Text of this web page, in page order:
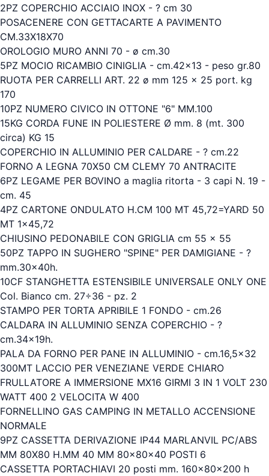
2PZ COPERCHIO ACCIAIO INOX - ? cm 30
POSACENERE CON GETTACARTE A PAVIMENTO
CM.33X18X70
OROLOGIO MURO ANNI 70 - ø cm.30
5PZ MOCIO RICAMBIO CINIGLIA - cm.42x13 - peso gr.80
RUOTA PER CARRELLI ART. 22 ø mm 125 x 25 port. kg
170
10PZ NUMERO CIVICO IN OTTONE "6" MM.100
15KG CORDA FUNE IN POLIESTERE Ø mm. 8 (mt. 300
circa) KG 15
COPERCHIO IN ALLUMINIO PER CALDARE - ? cm.22
FORNO A LEGNA 70X50 CM CLEMY 70 ANTRACITE
6PZ LEGAME PER BOVINO a maglia ritorta - 3 capi N. 19 -
cm. 45
4PZ CARTONE ONDULATO H.CM 100 MT 45,72=YARD 50
MT 1x45,72
CHIUSINO PEDONABILE CON GRIGLIA cm 55 x 55
50PZ TAPPO IN SUGHERO "SPINE" PER DAMIGIANE - ?
mm.30x40h.
10CF STANGHETTA ESTENSIBILE UNIVERSALE ONLY ONE
Col. Bianco cm. 27÷36 - pz. 2
STAMPO PER TORTA APRIBILE 1 FONDO - cm.26
CALDARA IN ALLUMINIO SENZA COPERCHIO - ?
cm.34x19h.
PALA DA FORNO PER PANE IN ALLUMINIO - cm.16,5x32
300MT LACCIO PER VENEZIANE VERDE CHIARO
FRULLATORE A IMMERSIONE MX16 GIRMI 3 IN 1 VOLT 230
WATT 400 2 VELOCITA W 400
FORNELLINO GAS CAMPING IN METALLO ACCENSIONE
NORMALE
9PZ CASSETTA DERIVAZIONE IP44 MARLANVIL PC/ABS
MM 80X80 H.MM 40 MM 80x80x40 POSTI 6
CASSETTA PORTACHIAVI 20 posti mm. 160x80x200 h